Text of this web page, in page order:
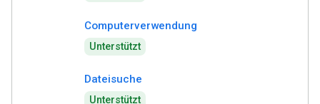
Computerverwendung
Unterstützt
Dateisuche
Unterstützt